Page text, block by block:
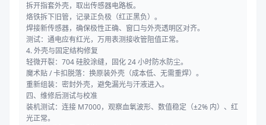
拆开指套外壳，取出传感器电路板。
烙铁拆下旧管，记录正负极（红正黑负）。
焊接新传感器，确保极性正确、窗口与外壳透明区对齐。
测试：通电应有红光，万用表测接收管阻值正常。
4. 外壳与固定结构修复
轻微开裂：704 硅胶涂缝，固化 24 小时防水防尘。
魔术贴 / 卡扣脱落：换原装外壳（成本低、无需重焊）。
重新组装：密封外壳，避免漏光与汗液进入。
四、维修后测试与校准
装机测试：连接 M7000，观察血氧波形、数值稳定（±2% 内）、红
光正常。